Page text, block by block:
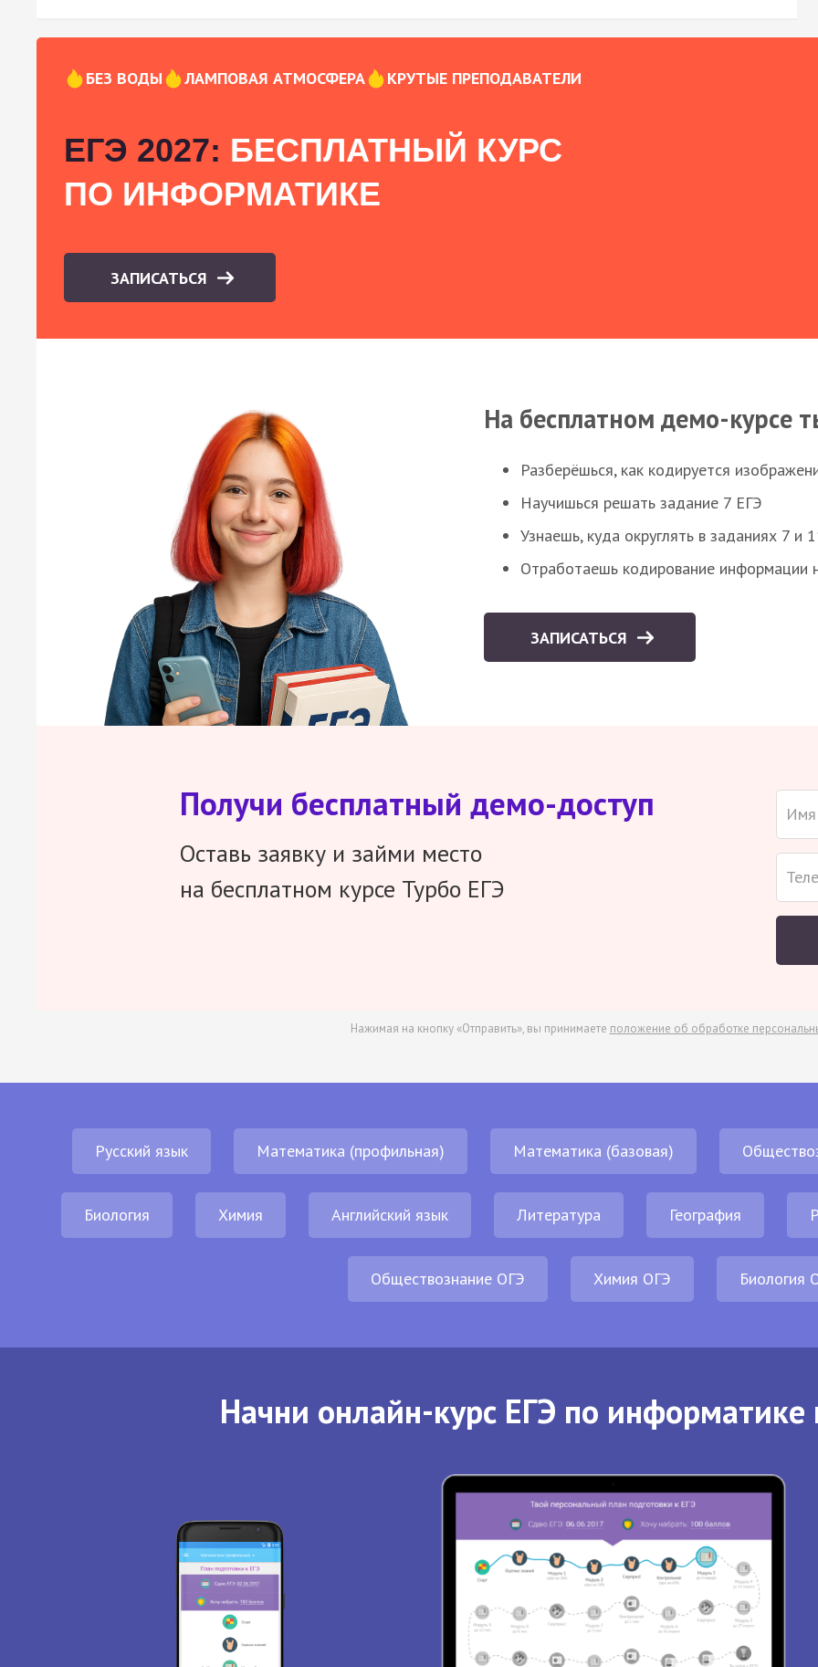
БЕЗ ВОДЫ ЛАМПОВАЯ АТМОСФЕРА КРУТЫЕ ПРЕПОДАВАТЕЛИ
ЕГЭ 2027: БЕСПЛАТНЫЙ КУРС
ПО ИНФОРМАТИКЕ
ЗАПИСАТЬСЯ
На бесплатном демо-курсе
Разберёшься, как кодируется
Научишься решать задание 7 ЕГЭ
Узнаешь, куда округлять в заданиях 7 и
Отработаешь кодирование информации
ЗАПИСАТЬСЯ
Получи бесплатный демо-доступ
Оставь заявку и займи место
на бесплатном курсе Турбо ЕГЭ
Нажимая на кнопку «Отправить», вы принимаете положение об обработке
Русский язык Математика (профильная) Математика (базовая)
Биология Химия Английский язык Литература География
Обществознание ОГЭ Химия ОГЭ Биология
Начни онлайн-курс ЕГЭ по информатике